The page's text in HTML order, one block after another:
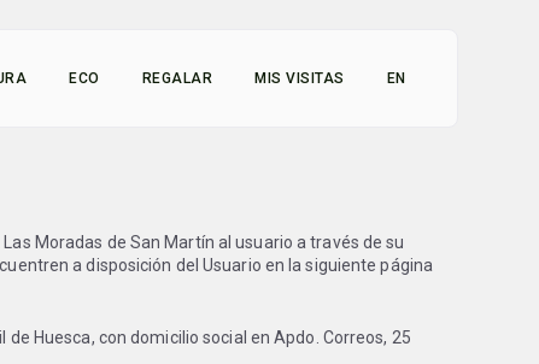
ECO REGALAR MIS VISITAS EN
Moradas de San Martín al usuario a través de su
a disposición del Usuario en la siguiente página
Huesca, con domicilio social en Apdo. Correos, 25